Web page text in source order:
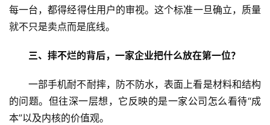
每一台，都得经得住用户的审视。这个标准一旦确立，质量
就不只是卖点而是底线。
三、摔不烂的背后，一家企业把什么放在第一位？
一部手机耐不耐摔，防不防水，表面上看是材料和结构
的问题。但往深一层想，它反映的是一家公司怎么看待“成
本”以及内核的价值观。